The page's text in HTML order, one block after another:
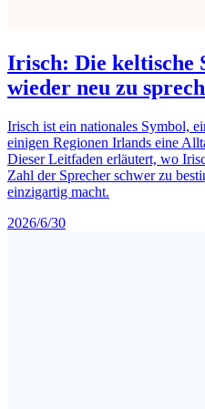
Irisch: Die keltische
wieder neu zu
Irisch ist ein nationales Symbol,
einigen Regionen Irlands eine
Dieser Leitfaden erläutert, wo
Zahl der Sprecher schwer zu
einzigartig macht.
2026/6/30